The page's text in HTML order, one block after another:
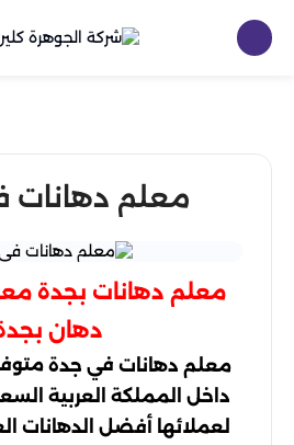
معلم دهانات
معلم دهانات بجدة
دهان
معلم دهانات في جدة
داخل المملكة العربية
لعملائها أفضل الدهانات